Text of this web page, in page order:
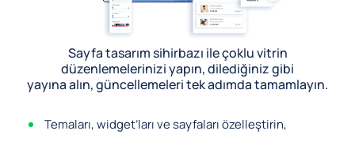
Sayfa tasarım sihirbazı ile çoklu vitrin
düzenlemelerinizi yapın, dilediğiniz gibi
yayına alın, güncellemeleri tek adımda tamamlayın.
Temaları, widget’ları ve sayfaları özelleştirin,